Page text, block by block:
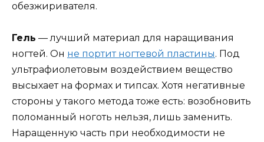
обезжиривателя.
Гель — лучший материал для наращивания
ногтей. Он не портит ногтевой пластины. Под
ультрафиолетовым воздействием вещество
высыхает на формах и типсах. Хотя негативные
стороны у такого метода тоже есть: возобновить
поломанный ноготь нельзя, лишь заменить.
Наращенную часть при необходимости не